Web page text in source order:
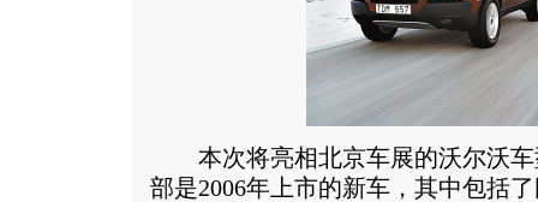
本次将亮相北京车展的沃尔沃车
部是2006年上市的新车，其中包括